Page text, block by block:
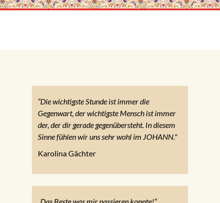
“Die wichtigste Stunde ist immer die
Gegenwart, der wichtigste Mensch ist immer
der, der dir gerade gegenübersteht. In diesem
Sinne fühlen wir uns sehr wohl im JOHANN."
Karolina Gächter